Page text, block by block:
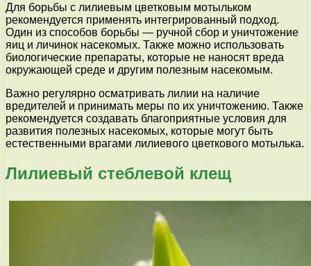
Для борьбы с лилиевым цветковым мотыльком
рекомендуется применять интегрированный подход.
Один из способов борьбы — ручной сбор и уничтожение
яиц и личинок насекомых. Также можно использовать
биологические препараты, которые не наносят вреда
окружающей среде и другим полезным насекомым.
Важно регулярно осматривать лилии на наличие
вредителей и принимать меры по их уничтожению. Также
рекомендуется создавать благоприятные условия для
развития полезных насекомых, которые могут быть
естественными врагами лилиевого цветкового мотылька.
Лилиевый стеблевой клещ